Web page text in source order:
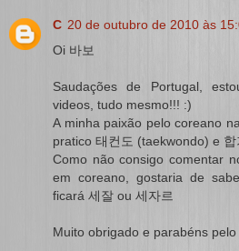
C 20 de outubro de 2010 às
Oi 바보
Saudações de Portugal,
videos, tudo mesmo!!! :)
A minha paixão pelo coreano
pratico 태컨도 (taekwondo) e
Como não consigo comentar
em coreano, gostaria de
ficará 세잘 ou 세자르
Muito obrigado e parabéns pelo